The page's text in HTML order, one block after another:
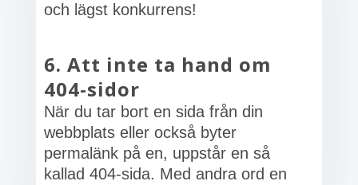
och lägst konkurrens!
6. Att inte ta hand om
404-sidor
När du tar bort en sida från din
webbplats eller också byter
permalänk på en, uppstår en så
kallad 404-sida. Med andra ord en